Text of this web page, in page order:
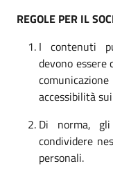
REGOLE PER IL
I contenuti
devono essere
accessibilità
Di norma,
condividere
personali.